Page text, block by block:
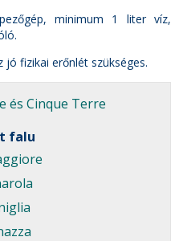
minimum 1 liter víz,
fizikai erőnlét szükséges.
és Cinque Terre
falu